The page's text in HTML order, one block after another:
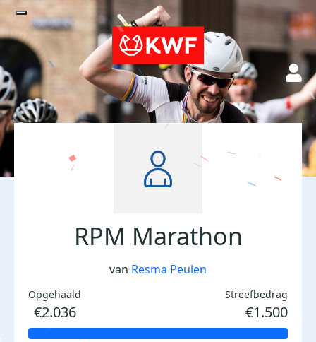
RPM Marathon
van Resma Peulen
Opgehaald
€2.036
Streefbedrag
€1.500